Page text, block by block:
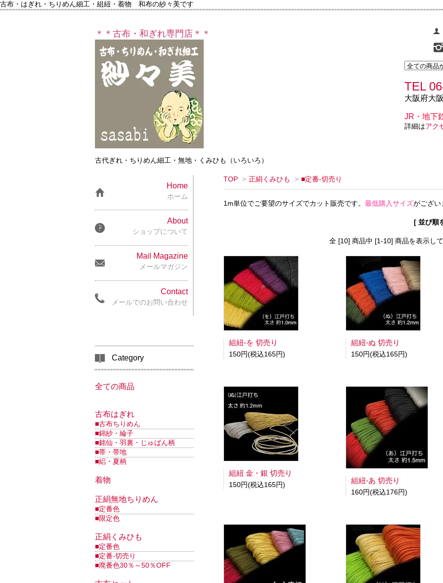
古布・はぎれ・ちりめん細工・組紐・着物 和布の紗々美です
TEL
大阪府大
JR・地下
詳細はアク
＊＊古布・和ぎれ専門店＊＊
古代ぎれ・ちりめん細工・無地・くみひも（いろいろ）
TOP > 正絹くみひも > ■定番-切売り
1m単位でご要望のサイズでカット販売です。 最低購入サイズがござい
[ 並び順
全 [10] 商品中 [1-10] 商品を表示し
組紐-を 切売り
150円(税込165円)
組紐-ぬ 切売り
150円(税込165円)
組紐 金・銀 切売り
150円(税込165円) 組紐-あ 切売り
160円(税込176円)
Home
ホーム
About
ショップについて
Mail Magazine
メールマガジン
Contact
メールでのお問い合わせ
Category
全ての商品
古布はぎれ
■古布ちりめん
■錦紗・綸子
■銘仙・羽裏・じゅばん柄
■帯・帯地
■絽・夏柄
着物
正絹無地ちりめん
■定番色
■限定色
正絹くみひも
■定番色
■定番-切売り
■廃番色30％～50％OFF